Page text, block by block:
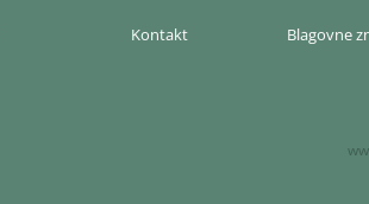
Kontakt Blagovne